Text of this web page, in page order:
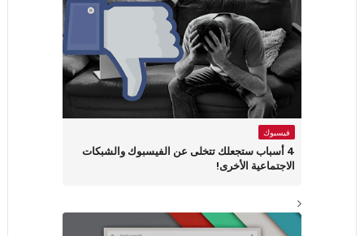
فيسبوك
4 أسباب ستجعلك تتخلى عن الفيسبوك والشبكات
الاجتماعية الأخرى!